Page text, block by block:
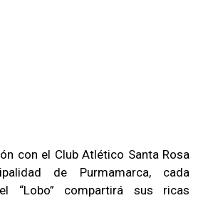
con el Club Atlético Santa Rosa
de Purmamarca, cada
“Lobo” compartirá sus ricas